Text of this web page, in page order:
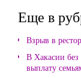
Еще в
Взрыв в
В Хакасии
выплату